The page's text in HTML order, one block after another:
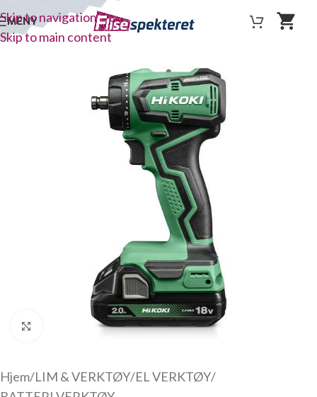
Skip to navigation
Skip to main content
MENY
Click to enlarge
Hjem/LIM & VERKTØY/EL VERKTØY/